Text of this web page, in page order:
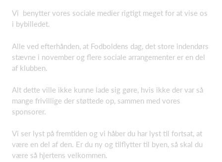
Vi benytter vores sociale medier rigtigt meget for at vise os
i bybilledet.
Alle ved efterhånden, at Fodboldens dag, det store indendørs
stævne i november og flere sociale arrangementer er en del
af klubben.
Alt dette ville ikke kunne lade sig gøre, hvis ikke der var så
mange frivillige der støttede op, sammen med vores
sponsorer.
Vi ser lyst på fremtiden og vi håber du har lyst til fortsat, at
være en del af den. Er du ny og tilflytter til byen, så skal du
være så hjertens velkommen.